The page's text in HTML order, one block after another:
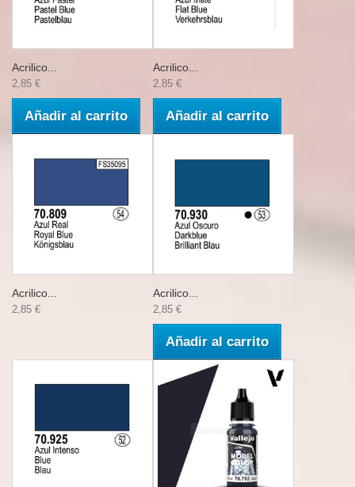
Acrilico...
2,85 €
Añadir al carrito
Acrilico...
2,85 €
Añadir al carrito
Acrilico...
2,85 €
Acrilico...
2,85 €
Añadir al carrito